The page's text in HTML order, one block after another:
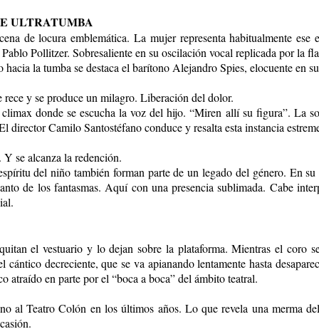
ULTRATUMBA
de locura emblemática. La mujer representa habitualmente
Pollitzer. Sobresaliente en su oscilación vocal replicada por la
la tumba se destaca el barítono Alejandro Spies, elocuente en
rece y se produce un milagro. Liberación del dolor.
donde se escucha la voz del hijo. “Miren allí su figura”. La
Camilo Santostéfano conduce y resalta esta instancia
se alcanza la redención.
del niño también forman parte de un legado del género. En
de los fantasmas. Aquí con una presencia sublimada. Cabe
el vestuario y lo dejan sobre la plataforma. Mientras el coro
decreciente, que se va apianando lentamente hasta
atraído en parte por el “boca a boca” del ámbito teatral.
al Teatro Colón en los últimos años. Lo que revela una merma